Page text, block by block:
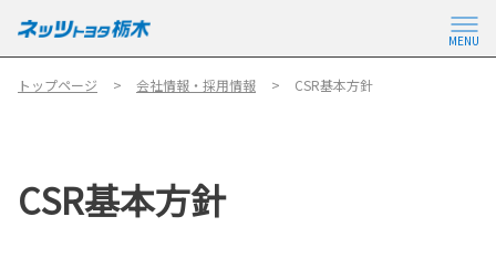
MENU
トップページ 会社情報・採用情報 CSR基本方針
CSR基本方針